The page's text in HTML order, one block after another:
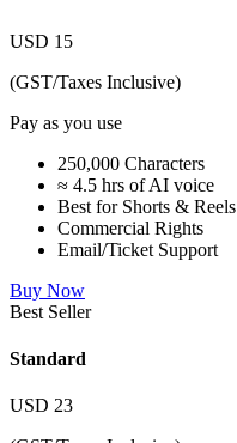
USD 15
(GST/Taxes Inclusive)
Pay as you use
250,000 Characters
≈ 4.5 hrs of AI voice
Best for Shorts & Reels
Commercial Rights
Email/Ticket Support
Buy Now
Best Seller
Standard
USD 23